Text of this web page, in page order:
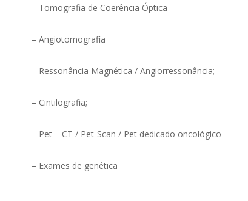
– Tomografia de Coerência Óptica
– Angiotomografia
– Ressonância Magnética / Angiorressonância;
– Cintilografia;
– Pet – CT / Pet-Scan / Pet dedicado oncológico
– Exames de genética